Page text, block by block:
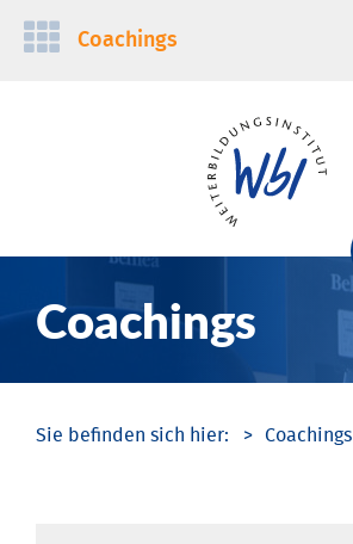
Navigation
Coachings
Coachings
Coachings